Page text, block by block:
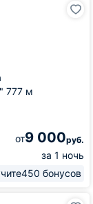
777 м
от9 000руб.
за 1 ночь
450 бонусов